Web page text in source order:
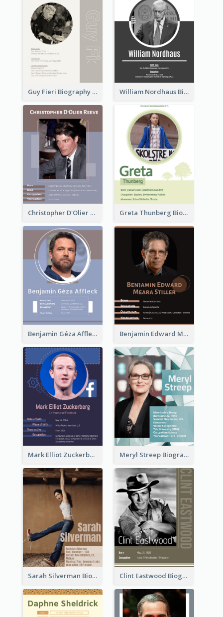
Guy Fieri Biography William Nordhaus Biography
Christopher D'Olier Reeve Biography Greta Thunberg Biography
Benjamin Géza Affleck Biography Benjamin Edward Meara Stiller Biography
Mark Elliot Zuckerberg Biography Meryl Streep Biography
Sarah Silverman Biography Clint Eastwood Biography